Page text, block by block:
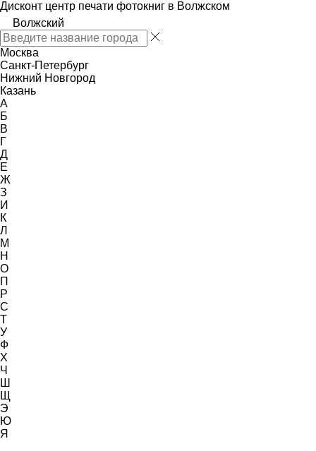
Дисконт центр печати фотокниг в Волжском
Волжский
Москва
Санкт-Петербург
Нижний Новгород
Казань
А
Б
В
Г
Д
Е
Ж
З
И
К
Л
М
Н
О
П
Р
С
Т
У
Ф
Х
Ч
Ш
Щ
Э
Ю
Я